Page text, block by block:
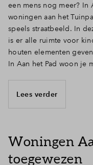
een mens nog meer? In
woningen aan het
speels straatbeeld. In
is er alle ruimte voor
houten elementen
In Aan het Pad woon je
Lees verder
Woningen
toegewezen